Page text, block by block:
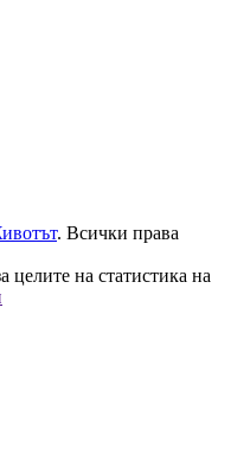
. Всички права
целите на статистика на